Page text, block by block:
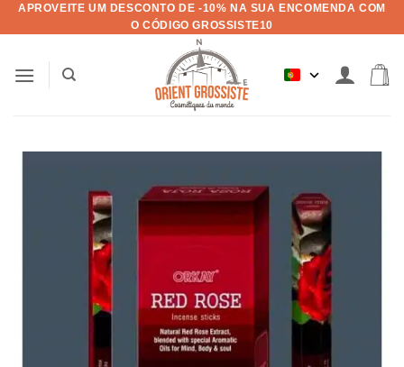
Pular
para
conteúdo
APROVEITE UM DESCONTO DE -10% NA SUA ENCOMENDA COM
O CÓDIGO GROSSISTE10